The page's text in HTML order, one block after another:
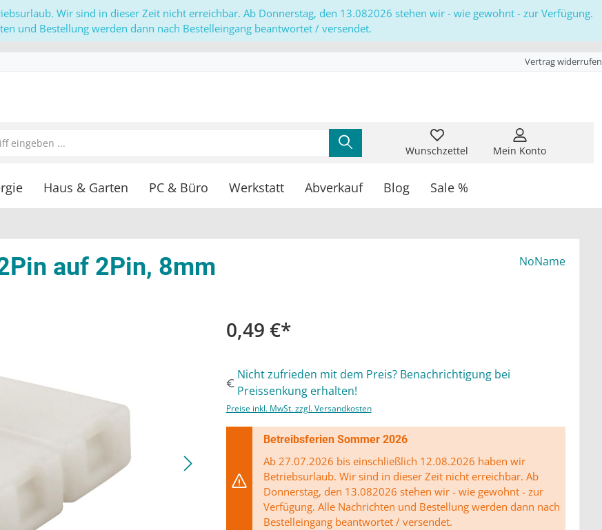
Wir sind in dieser Zeit nicht erreichbar. Ab Donnerstag, den 13.082026 stehen wir - wie gewohnt - zur Verfügung.
und Bestellung werden dann nach Bestelleingang beantwortet / versendet.
Vertrag widerrufen
Wunschzettel Mein Konto
Haus & Garten PC & Büro Werkstatt Abverkauf Blog Sale %
auf 2Pin, 8mm NoName
0,49 €*
Nicht zufrieden mit dem Preis? Benachrichtigung bei
Preissenkung erhalten!
Preise inkl. MwSt. zzgl. Versandkosten
Betreibsferien Sommer 2026
Ab 27.07.2026 bis einschließlich 12.08.2026 haben wir
Betriebsurlaub. Wir sind in dieser Zeit nicht erreichbar. Ab
Donnerstag, den 13.082026 stehen wir - wie gewohnt - zur
Verfügung. Alle Nachrichten und Bestellung werden dann nach
Bestelleingang beantwortet / versendet.